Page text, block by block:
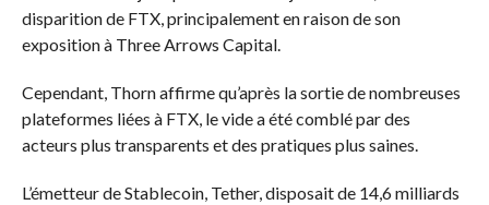
disparition de FTX, principalement en raison de son
exposition à Three Arrows Capital.
Cependant, Thorn affirme qu’après la sortie de nombreuses
plateformes liées à FTX, le vide a été comblé par des
acteurs plus transparents et des pratiques plus saines.
L’émetteur de Stablecoin, Tether, disposait de 14,6 milliards